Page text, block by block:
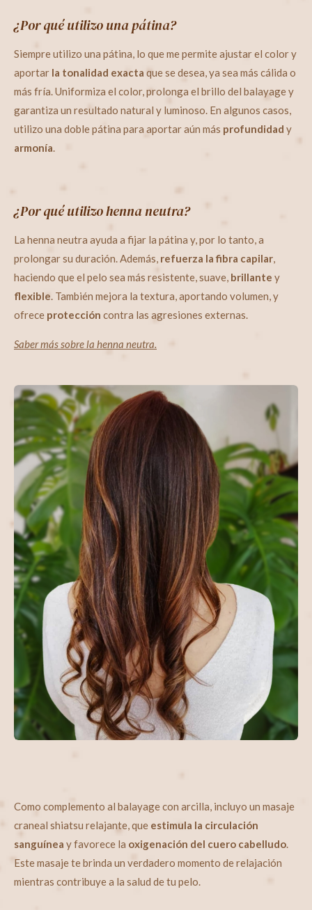
¿Por qué utilizo unapátina?
Siempre utilizo una pátina, lo que me permite ajustar el color y
aportar la tonalidad exacta que se desea, ya sea más cálida o
más fría. Uniformiza el color, prolonga el brillo del balayage y
garantiza un resultado natural y luminoso. En algunos casos,
utilizo una doble pátina para aportar aún más profundidad y
armonía
¿Por qué utilizo henna neutra?
La henna neutra ayuda a fijar la pátina y, por lo tanto, a
prolongar su duración. Además, refuerza la fibra capilar,
haciendo que el pelo sea más resistente, suave, brillante y
flexible. También mejora la textura, aportando volumen, y
ofrece protección contra las agresiones externas.
Saber más sobre la henna neutra.
Como complemento al balayage con arcilla, incluyo un masaje
craneal shiatsu relajante, que estimula la circulación
sanguínea y favorece la oxigenación del cuero cabelludo.
Este masaje te brinda un verdadero momento de relajación
mientras contribuye a la salud de tu pelo.